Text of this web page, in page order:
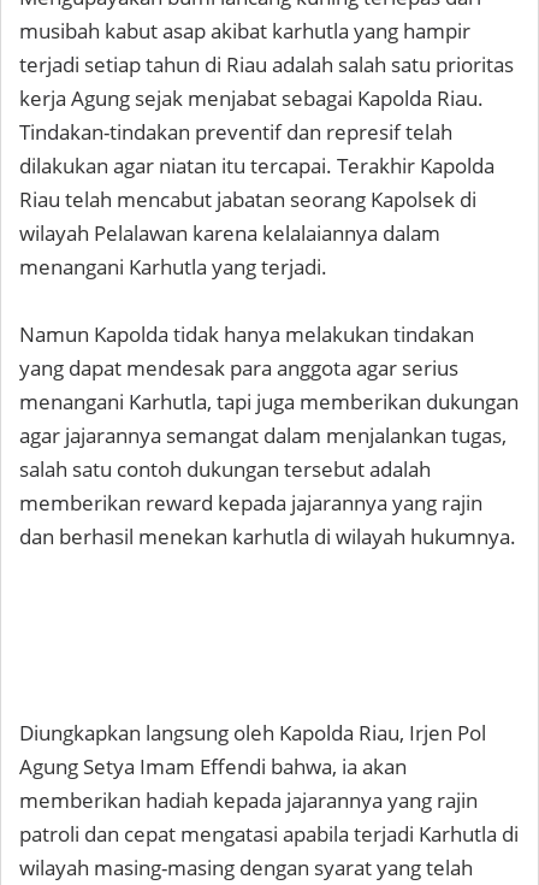
musibah kabut asap akibat karhutla yang hampir
terjadi setiap tahun di Riau adalah salah satu prioritas
kerja Agung sejak menjabat sebagai Kapolda Riau.
Tindakan-tindakan preventif dan represif telah
dilakukan agar niatan itu tercapai. Terakhir Kapolda
Riau telah mencabut jabatan seorang Kapolsek di
wilayah Pelalawan karena kelalaiannya dalam
menangani Karhutla yang terjadi.
Namun Kapolda tidak hanya melakukan tindakan
yang dapat mendesak para anggota agar serius
menangani Karhutla, tapi juga memberikan dukungan
agar jajarannya semangat dalam menjalankan tugas,
salah satu contoh dukungan tersebut adalah
memberikan reward kepada jajarannya yang rajin
dan berhasil menekan karhutla di wilayah hukumnya.
Diungkapkan langsung oleh Kapolda Riau, Irjen Pol
Agung Setya Imam Effendi bahwa, ia akan
memberikan hadiah kepada jajarannya yang rajin
patroli dan cepat mengatasi apabila terjadi Karhutla di
wilayah masing-masing dengan syarat yang telah